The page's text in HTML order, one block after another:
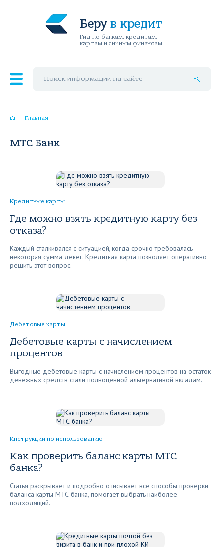
Беру в кредит
Гид по банкам, кредитам,
картам и личным финансам
Главная
МТС Банк
Кредитные карты
Где можно взять кредитную карту без
отказа?
Каждый сталкивался с ситуацией, когда срочно требовалась
некоторая сумма денег. Кредитная карта позволяет оперативно
решить этот вопрос.
Дебетовые карты
Дебетовые карты с начислением
процентов
Выгодные дебетовые карты с начислением процентов на остаток
денежных средств стали полноценной альтернативой вкладам.
Инструкции по использованию
Как проверить баланс карты МТС
банка?
Статья раскрывает и подробно описывает все способы проверки
баланса карты МТС банка, помогает выбрать наиболее
подходящий.